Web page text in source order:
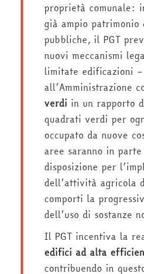
proprietà comunale:
già ampio patrimonio
pubbliche, il PGT
nuovi meccanismi
limitate edificazioni
all’Amministrazione
verdi in un rapporto
quadrati verdi per
occupato da nuove
aree saranno in parte
disposizione per
dell’attività agricola
comporti la
dell’uso di sostanze
Il PGT incentiva la
edifici ad alta
contribuendo in